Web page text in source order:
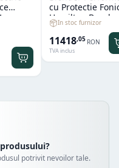
cu Protectie
Hamilton Beach
Summit® Edge
In stoc furnizor
11418,05 RON
TVA inclus
potrivit nevoilor tale.